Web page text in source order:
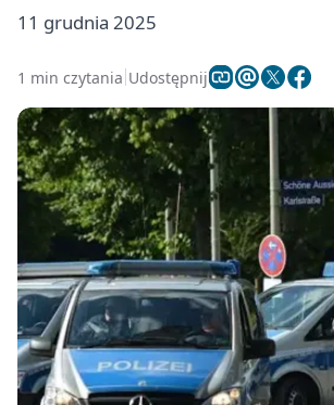
11 grudnia 2025
1 min czytania Udostępnij